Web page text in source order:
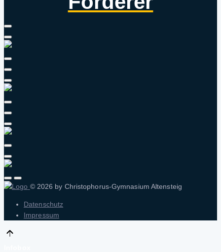
© 2026 by Christophorus-Gymnasium Altensteig
Datenschutz
Impressum